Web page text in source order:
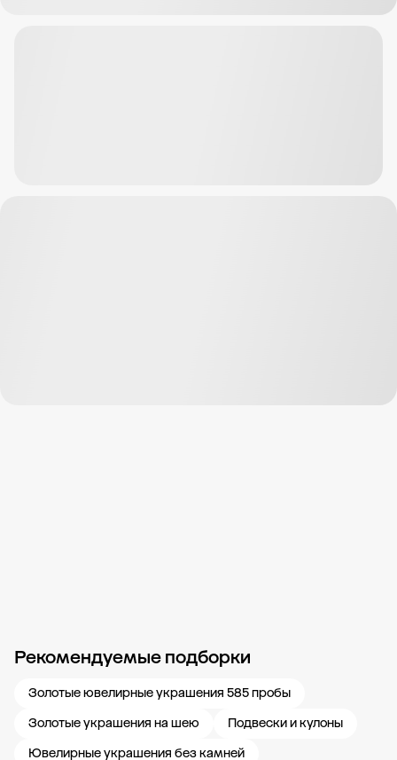
Рекомендуемые подборки
Золотые ювелирные украшения 585 пробы
Золотые украшения на шею
Подвески и кулоны
Ювелирные украшения без камней
Новости компании Журнал ЗОЛОТОЙ Блог